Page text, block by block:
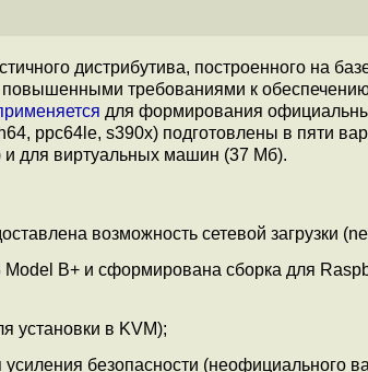
дистрибутива, построенного на
повышенными требованиями к
для формирования
ppc64le, s390x) подготовлены в пяти
для виртуальных машин (37 Мб).
возможность сетевой загрузки
B+ и сформирована сборка для
установки в KVM);
безопасности (неофициального